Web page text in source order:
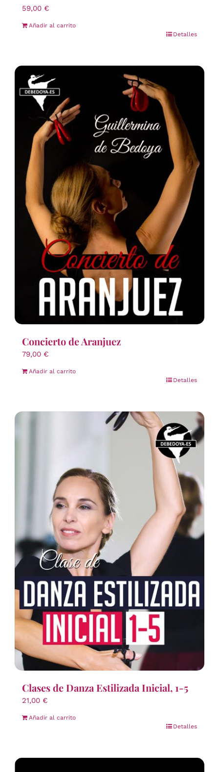
59,00 €
Añadir al carrito
Detalles
Concierto de Aranjuez
79,00 €
Añadir al carrito
Detalles
Clases de Danza Estilizada Inicial, 1-5
21,00 €
Añadir al carrito
Detalles